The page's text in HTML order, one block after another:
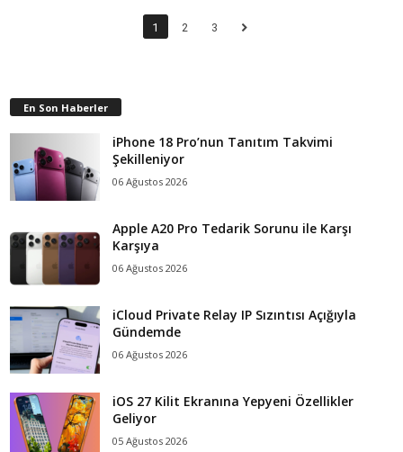
1 2 3
En Son Haberler
iPhone 18 Pro’nun Tanıtım Takvimi
Şekilleniyor
06 Ağustos 2026
Apple A20 Pro Tedarik Sorunu ile Karşı
Karşıya
06 Ağustos 2026
iCloud Private Relay IP Sızıntısı Açığıyla
Gündemde
06 Ağustos 2026
iOS 27 Kilit Ekranına Yepyeni Özellikler
Geliyor
05 Ağustos 2026